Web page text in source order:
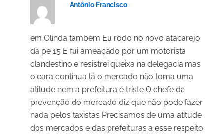
Antônio Francisco
em Olinda também Eu rodo no novo atacarejo
da pe 15 E fui ameaçado por um motorista
clandestino e resistrei queixa na delegacia mas
o cara continua lá o mercado não toma uma
atitude nem a prefeitura é triste O chefe da
prevenção do mercado diz que não pode fazer
nada pelos taxistas Precisamos de uma atitude
dos mercados e das prefeituras a esse respeito